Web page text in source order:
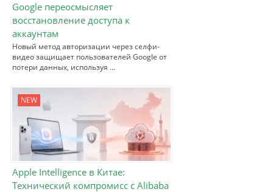
Google переосмысляет
восстановление доступа к
аккаунтам
Новый метод авторизации через селфи-
видео защищает пользователей Google от
потери данных, используя …
NEW
Apple Intelligence в Китае:
Технический компромисс с Alibaba